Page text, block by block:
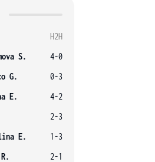
H2H
S.
4-0
G.
0-3
E.
4-2
2-3
E.
1-3
2-1